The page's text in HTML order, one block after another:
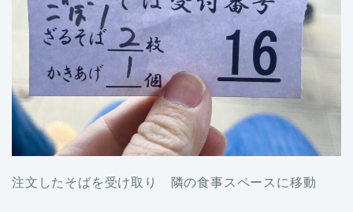
注文したそばを受け取り 隣の食事スペースに移動